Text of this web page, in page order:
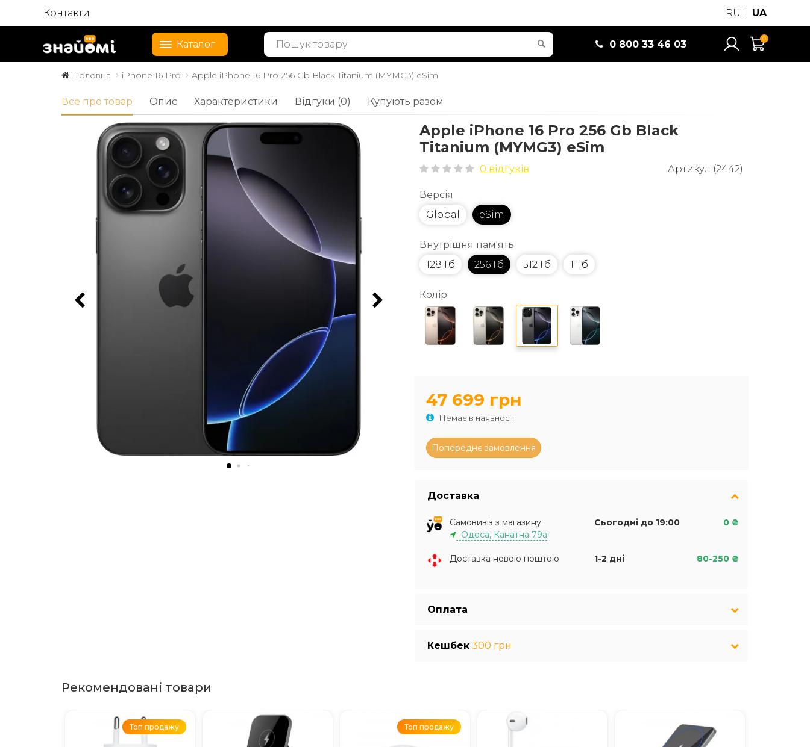
Контакти RU UA
Каталог 0 800 33 46 03
0
Головна iPhone 16 Pro Apple iPhone 16 Pro 256 Gb Black Titanium (MYMG3) eSim
Все про товар Опис Характеристики Відгуки (0) Купують разом
Apple iPhone 16 Pro 256 Gb Black
Titanium (MYMG3) eSim
0 відгуків Артикул (2442)
Версія
Global
eSim
Внутрішня пам'ять
128 Гб
256 Гб 512 Гб 1 Тб
Колір
47 699 грн
Немає в наявності
Доставка
Самовивіз з магазину
Одеса, Канатна 79а
Сьогодні до 19:00 0 ₴
Доставка новою поштою 1-2 дні 80-250 ₴
Оплата
Кешбек 300 грн
Рекомендовані товари
Топ продажу Топ продажу